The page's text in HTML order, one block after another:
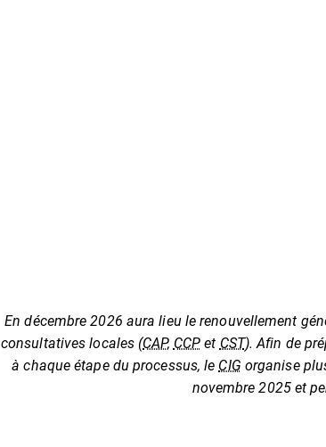
En décembre 2026 aura lieu le renouvellement
consultatives locales (CAP, CCP et CST). Afin de
à chaque étape du processus, le CIG organise
novembre 2025 et